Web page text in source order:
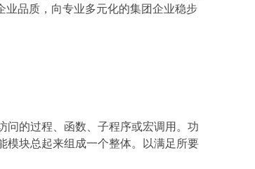
业品质，向专业多元化的集团企业稳步
问的过程、函数、子程序或宏调用。功
模块总起来组成一个整体。以满足所要